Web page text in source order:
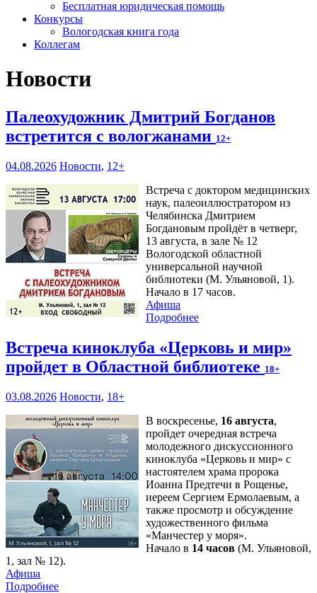
Бесплатная юридическая помощь
Конкурсы
Вологодская книга года
Коллегам
Новости
Палеохудожник Дмитрий Богданов
встретится с вологжанами 12+
04.08.2026 Новости, 12+
Встреча с доктором медицинских
наук, палеоиллюстратором из
Челябинска Дмитрием
Богдановым пройдёт в четверг,
13 августа, в зале № 12
Вологодской областной
универсальной научной
библиотеки (М. Ульяновой, 1).
Начало в 17 часов.
Афиша
Подробнее
Встреча киноклуба «Церковь и мир»
пройдет в Областной библиотеке 18+
03.08.2026 Новости, 18+
В воскресенье, 16 августа,
пройдет очередная встреча
молодежного дискуссионного
киноклуба «Церковь и мир» с
настоятелем храма пророка
Иоанна Предтечи в Рощенье,
иереем Сергием Ермолаевым, а
также просмотр и обсуждение
художественного фильма
«Манчестер у моря».
Начало в 14 часов (М. Ульяновой,
1, зал № 12).
Афиша
Подробнее